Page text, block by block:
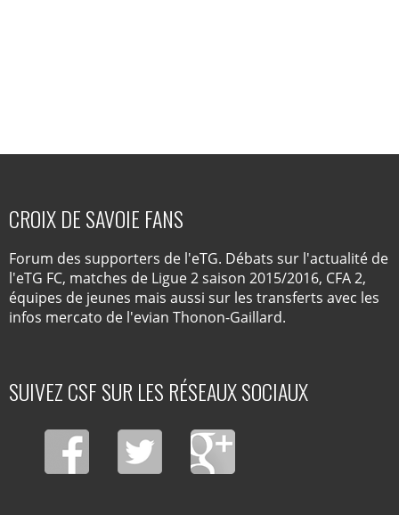
CROIX DE SAVOIE FANS
Forum des supporters de l'eTG. Débats sur l'actualité de
l'eTG FC, matches de Ligue 2 saison 2015/2016, CFA 2,
équipes de jeunes mais aussi sur les transferts avec les
infos mercato de l'evian Thonon-Gaillard.
SUIVEZ CSF SUR LES RÉSEAUX SOCIAUX